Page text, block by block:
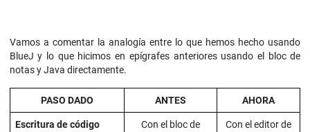
Vamos a comentar la analogía entre lo que hemos hecho usando
BlueJ y lo que hicimos en epígrafes anteriores usando el bloc de
notas y Java directamente.
PASO DADO ANTES AHORA
Escritura de código
Con el bloc de
Con el editor de